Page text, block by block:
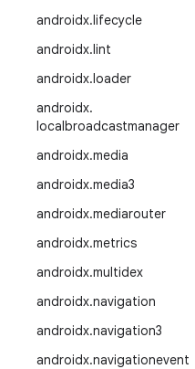
androidx.lifecycle
androidx.lint
androidx.loader
androidx.
localbroadcastmanager
androidx.media
androidx.media3
androidx.mediarouter
androidx.metrics
androidx.multidex
androidx.navigation
androidx.navigation3
androidx.navigationevent